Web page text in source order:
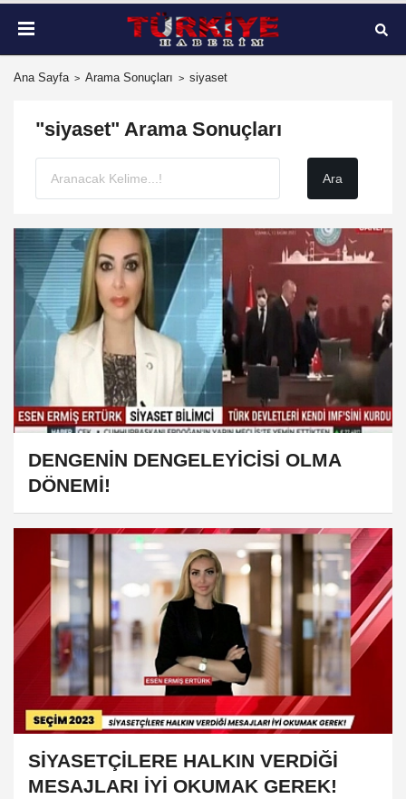
Ana Sayfa Arama Sonuçları siyaset
"siyaset" Arama Sonuçları
DENGENİN DENGELEYİCİSİ OLMA
DÖNEMİ!
SİYASETÇİLERE HALKIN VERDİĞİ
MESAJLARI İYİ OKUMAK GEREK!